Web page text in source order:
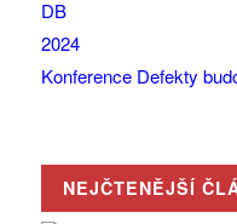
Konference Defekty
NEJČTENĚJŠÍ